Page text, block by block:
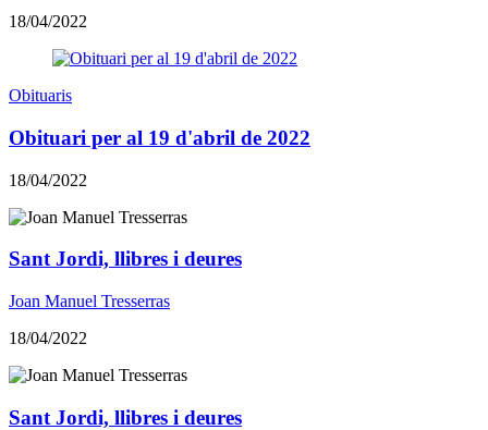
18/04/2022
Obituaris
Obituari per al 19 d'abril de 2022
18/04/2022
Sant Jordi, llibres i deures
Joan Manuel Tresserras
18/04/2022
Sant Jordi, llibres i deures